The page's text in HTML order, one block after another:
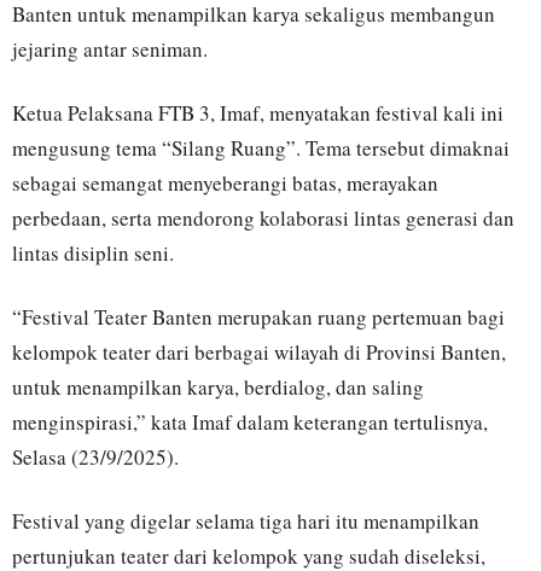
Banten untuk menampilkan karya sekaligus membangun
jejaring antar seniman.
Ketua Pelaksana FTB 3, Imaf, menyatakan festival kali ini
mengusung tema “Silang Ruang”. Tema tersebut dimaknai
sebagai semangat menyeberangi batas, merayakan
perbedaan, serta mendorong kolaborasi lintas generasi dan
lintas disiplin seni.
“Festival Teater Banten merupakan ruang pertemuan bagi
kelompok teater dari berbagai wilayah di Provinsi Banten,
untuk menampilkan karya, berdialog, dan saling
menginspirasi,” kata Imaf dalam keterangan tertulisnya,
Selasa (23/9/2025).
Festival yang digelar selama tiga hari itu menampilkan
pertunjukan teater dari kelompok yang sudah diseleksi,